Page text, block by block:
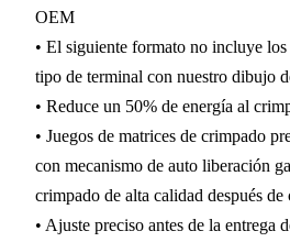
OEM
• El siguiente formato no incluye
tipo de terminal con nuestro dibujo
• Reduce un 50% de energía al
• Juegos de matrices de crimpado
con mecanismo de auto liberación
crimpado de alta calidad después
• Ajuste preciso antes de la entrega